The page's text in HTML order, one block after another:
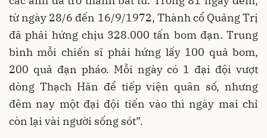
từ ngày 28/6 đến 16/9/1972, Thành cổ Quảng Trị
đã phải hứng chịu 328.000 tấn bom đạn. Trung
bình mỗi chiến sĩ phải hứng lấy 100 quả bom,
200 quả đạn pháo. Mỗi ngày có 1 đại đội vượt
dòng Thạch Hãn để tiếp viện quân số, nhưng
đêm nay một đại đội tiến vào thì ngày mai chỉ
còn lại vài người sống sót”.